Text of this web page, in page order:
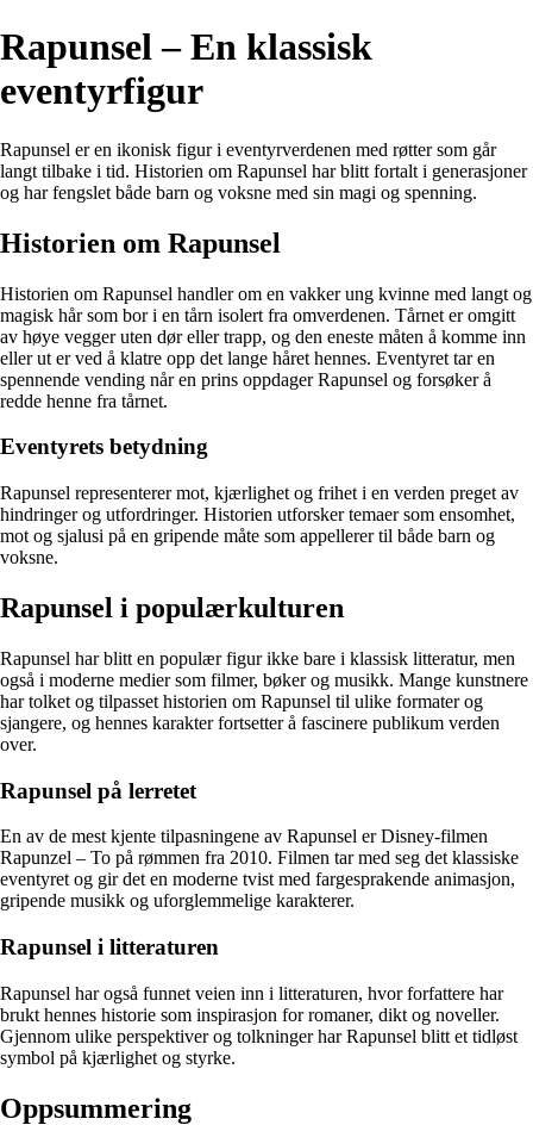
Rapunsel – En klassisk
eventyrfigur
Rapunsel er en ikonisk figur i eventyrverdenen med røtter som går
langt tilbake i tid. Historien om Rapunsel har blitt fortalt i generasjoner
og har fengslet både barn og voksne med sin magi og spenning.
Historien om Rapunsel
Historien om Rapunsel handler om en vakker ung kvinne med langt og
magisk hår som bor i en tårn isolert fra omverdenen. Tårnet er omgitt
av høye vegger uten dør eller trapp, og den eneste måten å komme inn
eller ut er ved å klatre opp det lange håret hennes. Eventyret tar en
spennende vending når en prins oppdager Rapunsel og forsøker å
redde henne fra tårnet.
Eventyrets betydning
Rapunsel representerer mot, kjærlighet og frihet i en verden preget av
hindringer og utfordringer. Historien utforsker temaer som ensomhet,
mot og sjalusi på en gripende måte som appellerer til både barn og
voksne.
Rapunsel i populærkulturen
Rapunsel har blitt en populær figur ikke bare i klassisk litteratur, men
også i moderne medier som filmer, bøker og musikk. Mange kunstnere
har tolket og tilpasset historien om Rapunsel til ulike formater og
sjangere, og hennes karakter fortsetter å fascinere publikum verden
over.
Rapunsel på lerretet
En av de mest kjente tilpasningene av Rapunsel er Disney-filmen
Rapunzel – To på rømmen fra 2010. Filmen tar med seg det klassiske
eventyret og gir det en moderne tvist med fargesprakende animasjon,
gripende musikk og uforglemmelige karakterer.
Rapunsel i litteraturen
Rapunsel har også funnet veien inn i litteraturen, hvor forfattere har
brukt hennes historie som inspirasjon for romaner, dikt og noveller.
Gjennom ulike perspektiver og tolkninger har Rapunsel blitt et tidløst
symbol på kjærlighet og styrke.
Oppsummering